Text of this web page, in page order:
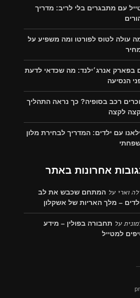
עם מתבגרים בלי לריב: מדריך
עולה לטוס לפורטו ומה משפיע על
בפארק אנרג׳ילנד: מה שכדאי לדעת
הנסיעה
רכב בסופיה? כך נראה התהליך
לקצה
עם ילדים: המדריך לבחירת מלון
אחרונות באתר
וארי על המתחם שכבש את לב
– מלך האריות של אשקלון
על תחבורה בפולין – מידע
למטייל